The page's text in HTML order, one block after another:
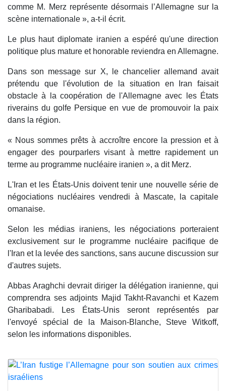
comme M. Merz représente désormais l’Allemagne sur la
scène internationale », a-t-il écrit.
Le plus haut diplomate iranien a espéré qu'une direction
politique plus mature et honorable reviendra en Allemagne.
Dans son message sur X, le chancelier allemand avait
prétendu que l'évolution de la situation en Iran faisait
obstacle à la coopération de l'Allemagne avec les États
riverains du golfe Persique en vue de promouvoir la paix
dans la région.
« Nous sommes prêts à accroître encore la pression et à
engager des pourparlers visant à mettre rapidement un
terme au programme nucléaire iranien », a dit Merz.
L'Iran et les États-Unis doivent tenir une nouvelle série de
négociations nucléaires vendredi à Mascate, la capitale
omanaise.
Selon les médias iraniens, les négociations porteraient
exclusivement sur le programme nucléaire pacifique de
l'Iran et la levée des sanctions, sans aucune discussion sur
d'autres sujets.
Abbas Araghchi devrait diriger la délégation iranienne, qui
comprendra ses adjoints Majid Takht-Ravanchi et Kazem
Gharibabadi. Les États-Unis seront représentés par
l'envoyé spécial de la Maison-Blanche, Steve Witkoff,
selon les informations disponibles.